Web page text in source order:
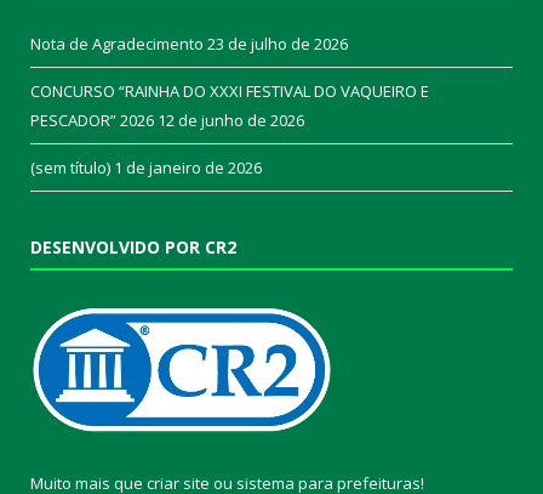
Nota de Agradecimento 23 de julho de 2026
CONCURSO “RAINHA DO XXXI FESTIVAL DO VAQUEIRO E
PESCADOR” 2026 12 de junho de 2026
(sem título) 1 de janeiro de 2026
DESENVOLVIDO POR CR2
Muito mais que criar site ou sistema para prefeituras!